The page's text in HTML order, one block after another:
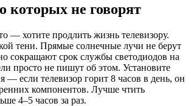
которых не говорят
— хотите продлить жизнь телевизору.
тени. Прямые солнечные лучи не берут
сокращают срок службы светодиодов на
просто не пишут об этом. Установите
— если телевизор горит 8 часов в день, он
компонентов. Лучше чтить
4–5 часов за раз.